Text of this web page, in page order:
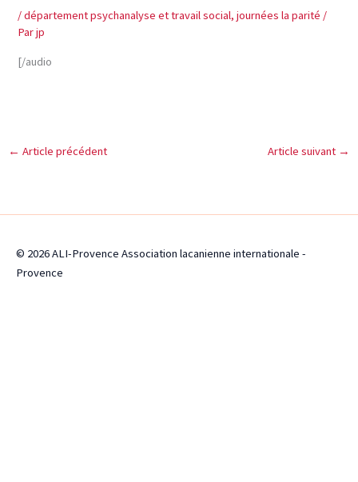
/département psychanalyse et travail social,journées la parité /
Parjp
[/audio
← Article précédent Article suivant →
© 2026 ALI-Provence Association lacanienne internationale -
Provence